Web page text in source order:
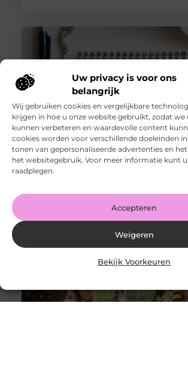
Uw privacy is voor ons
belangrijk
Wij gebruiken cookies en vergelijkbare
krijgen in hoe u onze website gebruikt, zodat we
kunnen verbeteren en waardevolle content
cookies worden voor verschillende doeleinden
tonen van gepersonaliseerde advertenties en
het websitegebruik. Voor meer informatie kunt u
raadplegen.
Accepteren
Weigeren
Bekijk Voorkeuren
De voordelen van het drukken van
bedrijf!
Goed artikel? Deel hem dan op: Share on X